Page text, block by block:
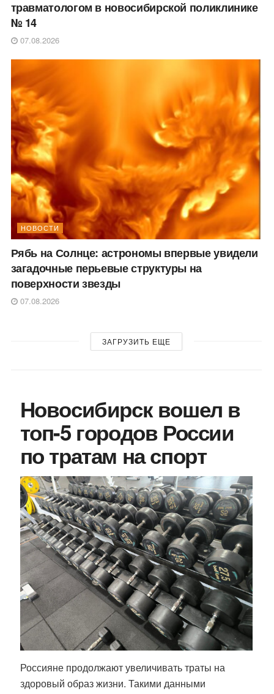
травматологом в новосибирской поликлинике
№ 14
07.08.2026
НОВОСТИ
Рябь на Солнце: астрономы впервые увидели
загадочные перьевые структуры на
поверхности звезды
07.08.2026
ЗАГРУЗИТЬ ЕЩЕ
Новосибирск вошел в
топ-5 городов России
по тратам на спорт
Россияне продолжают увеличивать траты на
здоровый образ жизни. Такими данными